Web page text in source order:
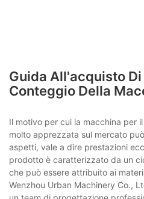
Guida All'acquisto
Conteggio Della
Il motivo per cui la macchina per
molto apprezzata sul mercato
aspetti, vale a dire prestazioni
prodotto è caratterizzato da un
che può essere attribuito ai
Wenzhou Urban Machinery Co.,